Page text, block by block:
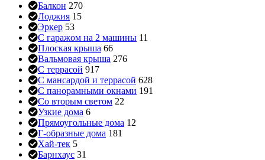
Балкон 270
Лоджия 15
Эркер 53
С гаражом на 2 машины 11
Плоская крыша 66
Вальмовая крыша 276
С террасой 917
С мансардой и террасой 628
С панорамными окнами 191
Со вторым светом 22
Узкие дома 6
Прямоугольные дома 12
Г-образные дома 181
Хай-тек 5
Барнхаус 31